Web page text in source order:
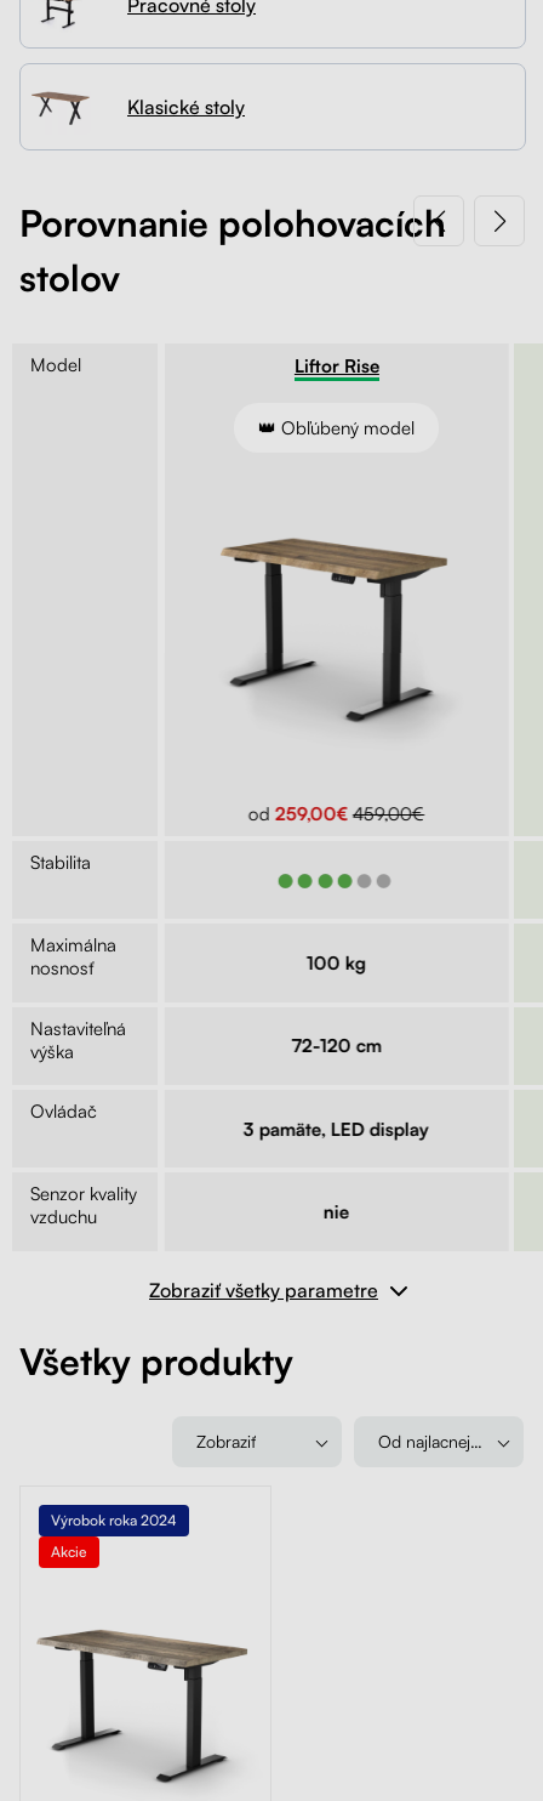
Kolieska
Organizácia kabeláže
Stojany na monitor - Riser
Skrinky so zásuvkami a zásuvky
Akustické paravány
Kontakt
Klasické stoly
Porovnanie polohovacích
stolov
Model
Stabilita
Maximálna
nosnosť
Nastaviteľná
výška
Ovládač
Senzor kvality
vzduchu
Liftor Rise
👑 Obľúbený model
od259,00€ 459,00€
●●●●●●
100 kg
72-120 cm
3 pamäte, LED display
nie
Zobraziť všetky parametre
Všetky produkty
Od najlacnejšieho
Zobraziť
Výrobok roka 2024
Akcie